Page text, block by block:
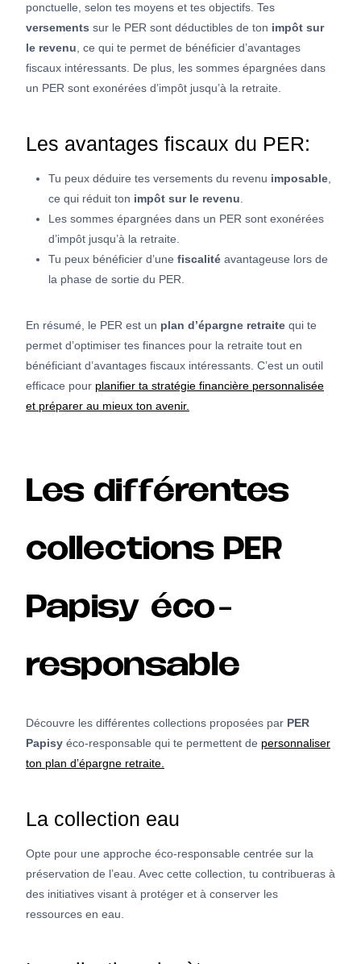
ponctuelle, selon tes moyens et tes objectifs. Tes
versements sur le PER sont déductibles de ton impôt sur
le revenu , ce qui te permet de bénéficier d’avantages
fiscaux intéressants. De plus, les sommes épargnées dans
un PER sont exonérées d’impôt jusqu’à la retraite.
Les avantages fiscaux du PER:
Tu peux déduire tes versements du revenu imposable
ce qui réduit ton impôt sur le revenu
Les sommes épargnées dans un PER sont exonérées
d’impôt jusqu’à la retraite.
Tu peux bénéficier d’une fiscalité avantageuse lors de
la phase de sortie du PER.
En résumé, le PER est un plan d’épargne retraite qui te
permet d’optimiser tes finances pour la retraite tout en
bénéficiant d’avantages fiscaux intéressants. C’est un outil
efficace pour planifier ta stratégie financière personnalisée
et préparer au mieux ton avenir.
Les différentes
collections PER
Papisy éco-
responsable
Découvre les différentes collections proposées par PER
Papisy éco-responsable qui te permettent de personnaliser
ton plan d’épargne retraite.
La collection eau
Opte pour une approche éco-responsable centrée sur la
préservation de l’eau. Avec cette collection, tu contribueras à
des initiatives visant à protéger et à conserver les
ressources en eau.